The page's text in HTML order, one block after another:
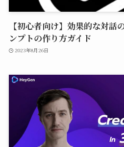
【初心者向け】効果的な対
ンプトの作り方ガイド
2023年8月26日